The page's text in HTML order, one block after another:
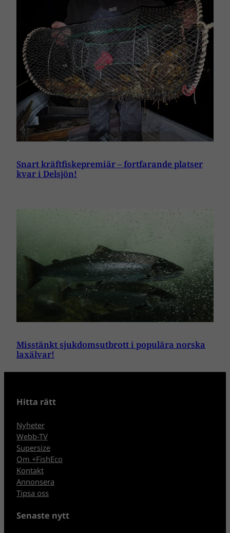
Snart kräftfiskepremiär – fortfarande platser
kvar i Delsjön!
Misstänkt sjukdomsutbrott i populära norska
laxälvar!
Hitta rätt
Nyheter
Webb-TV
Supersize
Om +FishEco
Kontakt
Annonsera
Tipsa oss
Senaste nytt